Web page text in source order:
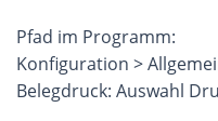
Pfad im Programm:
Konfiguration >
Belegdruck: Auswahl